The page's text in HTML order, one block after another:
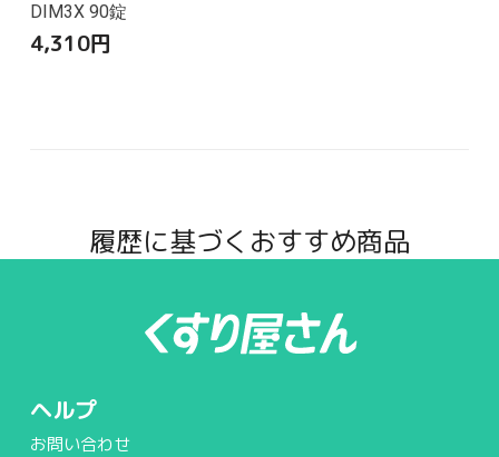
DIM3X 90錠
4,310円
履歴に基づくおすすめ商品
ヘルプ
お問い合わせ